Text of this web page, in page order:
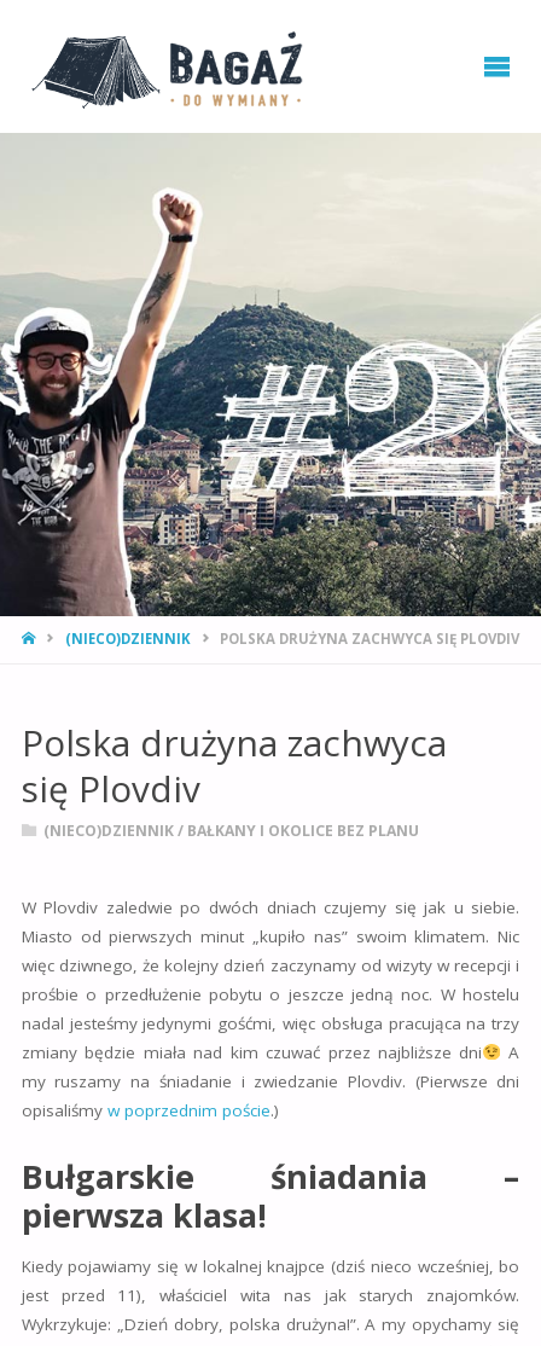
STRONA
(NIECO)DZIENNIK POLSKA DRUŻYNA ZACHWYCA SIĘ PLOVDIV
Polska drużyna zachwyca
się Plovdiv
(NIECO)DZIENNIK/ BAŁKANY I OKOLICE BEZ PLANU
W Plovdiv zaledwie po dwóch dniach czujemy się jak u siebie.
Miasto od pierwszych minut „kupiło nas” swoim klimatem. Nic
więc dziwnego, że kolejny dzień zaczynamy od wizyty w recepcji i
prośbie o przedłużenie pobytu o jeszcze jedną noc. W hostelu
nadal jesteśmy jedynymi gośćmi, więc obsługa pracująca na trzy
zmiany będzie miała nad kim czuwać przez najbliższe dni
A
my ruszamy na śniadanie i zwiedzanie Plovdiv. (Pierwsze dni
opisaliśmy w poprzednim poście.)
Bułgarskie śniadania –
pierwsza klasa!
Kiedy pojawiamy się w lokalnej knajpce (dziś nieco wcześniej, bo
jest przed 11), właściciel wita nas jak starych znajomków.
Wykrzykuje: „Dzień dobry, polska drużyna!”. A my opychamy się